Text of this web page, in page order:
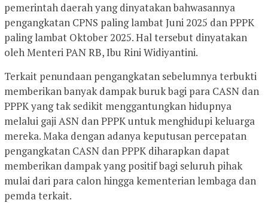
pemerintah daerah yang dinyatakan bahwasannya
pengangkatan CPNS paling lambat Juni 2025 dan PPPK
paling lambat Oktober 2025. Hal tersebut dinyatakan
oleh Menteri PAN RB, Ibu Rini Widiyantini.
Terkait penundaan pengangkatan sebelumnya terbukti
memberikan banyak dampak buruk bagi para CASN dan
PPPK yang tak sedikit menggantungkan hidupnya
melalui gaji ASN dan PPPK untuk menghidupi keluarga
mereka. Maka dengan adanya keputusan percepatan
pengangkatan CASN dan PPPK diharapkan dapat
memberikan dampak yang positif bagi seluruh pihak
mulai dari para calon hingga kementerian lembaga dan
pemda terkait.